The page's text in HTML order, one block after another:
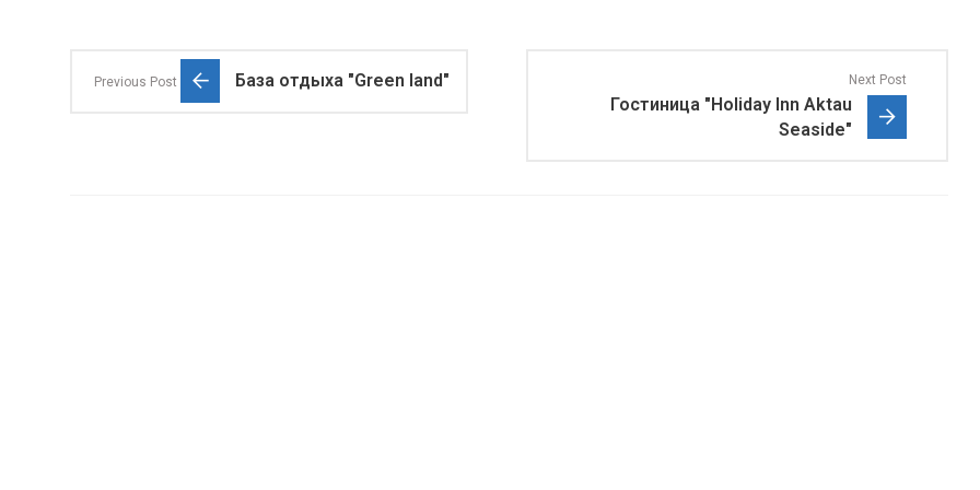
Previous Post База отдыха "Green land" Next Post
Гостиница "Holiday Inn Aktau
Seaside"